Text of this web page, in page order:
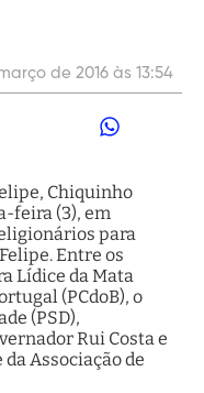
de 2016 às 13:54
Chiquinho
feira (3), em
para
Entre os
Lídice da Mata
(PCdoB), o
(PSD),
Rui Costa e
Associação de